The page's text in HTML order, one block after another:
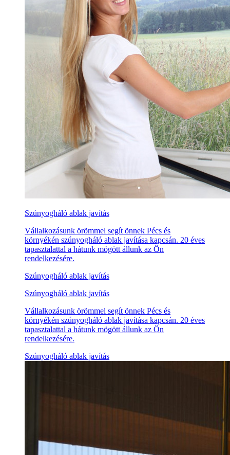
Szúnyogháló ablak javítás
Vállalkozásunk örömmel segít önnek Pécs és
környékén szúnyogháló ablak javítása kapcsán. 20 éves
tapasztalattal a hátunk mögött állunk az Ön
rendelkezésére.
Szúnyogháló ablak javítás
Szúnyogháló ablak javítás
Vállalkozásunk örömmel segít önnek Pécs és
környékén szúnyogháló ablak javítása kapcsán. 20 éves
tapasztalattal a hátunk mögött állunk az Ön
rendelkezésére.
Szúnyogháló ablak javítás